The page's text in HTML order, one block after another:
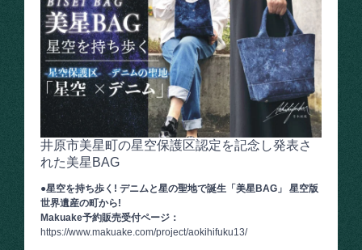
井原市美星町の星空保護区認定を記念し発表さ
れた美星BAG
●星空を持ち歩く! デニムと星の聖地で誕生「美星BAG」 星空版
世界遺産の町から!
Makuake予約販売受付ページ：
https://www.makuake.com/project/aokihifuku13/